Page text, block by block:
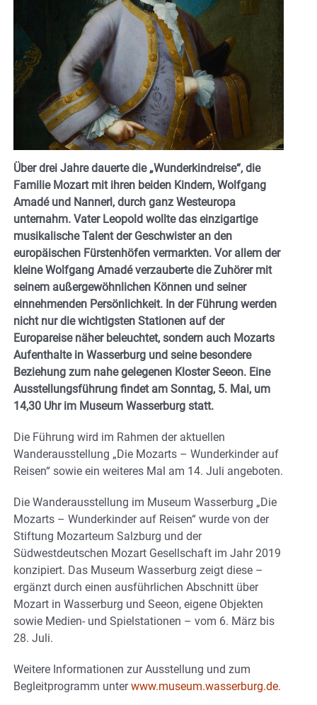
Über drei Jahre dauerte die „Wunderkindreise“, die
Familie Mozart mit ihren beiden Kindern, Wolfgang
Amadé und Nannerl, durch ganz Westeuropa
unternahm. Vater Leopold wollte das einzigartige
musikalische Talent der Geschwister an den
europäischen Fürstenhöfen vermarkten. Vor allem der
kleine Wolfgang Amadé verzauberte die Zuhörer mit
seinem außergewöhnlichen Können und seiner
einnehmenden Persönlichkeit. In der Führung werden
nicht nur die wichtigsten Stationen auf der
Europareise näher beleuchtet, sondern auch Mozarts
Aufenthalte in Wasserburg und seine besondere
Beziehung zum nahe gelegenen Kloster Seeon. Eine
Ausstellungsführung findet am Sonntag, 5. Mai, um
14,30 Uhr im Museum Wasserburg statt.
Die Führung wird im Rahmen der aktuellen
Wanderausstellung „Die Mozarts – Wunderkinder auf
Reisen“ sowie ein weiteres Mal am 14. Juli angeboten.
Die Wanderausstellung im Museum Wasserburg „Die
Mozarts – Wunderkinder auf Reisen“ wurde von der
Stiftung Mozarteum Salzburg und der
Südwestdeutschen Mozart Gesellschaft im Jahr 2019
konzipiert. Das Museum Wasserburg zeigt diese –
ergänzt durch einen ausführlichen Abschnitt über
Mozart in Wasserburg und Seeon, eigene Objekten
sowie Medien- und Spielstationen – vom 6. März bis
28. Juli.
Weitere Informationen zur Ausstellung und zum
Begleitprogramm unterwww.museum.wasserburg.de.